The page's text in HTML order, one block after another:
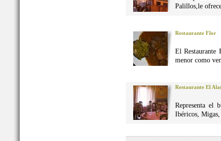
Palillos,le
Restaurante Flor
El Restaurante
menor como
Restaurante El
Representa el
Ibéricos, Migas,